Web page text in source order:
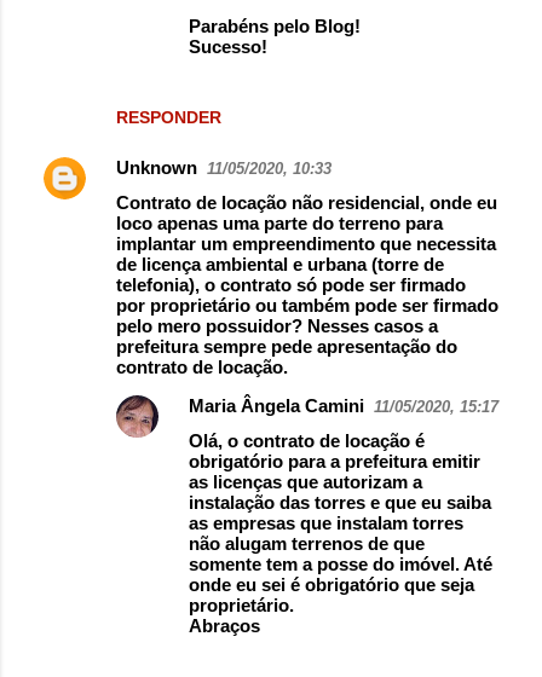
RESPONDER
Parabéns pelo Blog!
Sucesso!
Unknown 11/05/2020, 10:33
Contrato de locação não residencial, onde eu
loco apenas uma parte do terreno para
implantar um empreendimento que necessita
de licença ambiental e urbana (torre de
telefonia), o contrato só pode ser firmado
por proprietário ou também pode ser firmado
pelo mero possuidor? Nesses casos a
prefeitura sempre pede apresentação do
contrato de locação.
Maria Ângela Camini 11/05/2020, 15:17
Olá, o contrato de locação é
obrigatório para a prefeitura emitir
as licenças que autorizam a
instalação das torres e que eu saiba
as empresas que instalam torres
não alugam terrenos de que
somente tem a posse do imóvel. Até
onde eu sei é obrigatório que seja
proprietário.
Abraços